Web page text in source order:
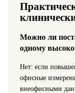
Можно ли
одному
Нет: если
офисные
внеофисными